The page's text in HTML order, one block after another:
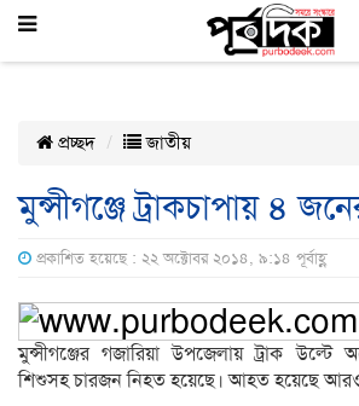
প্রচ্ছদ জাতীয়
মুন্সীগঞ্জে ট্রাকচাপায় ৪
প্রকাশিত হয়েছে : ২২ অক্টোবর ২০১৪, ৯:১৪ পূর্বাহ্ণ
মুন্সীগঞ্জের গজারিয়া উপজেলায় ট্রাক
শিশুসহ চারজন নিহত হয়েছে। আহত হয়েছে